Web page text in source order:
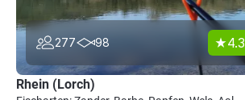
277 98 4.3
Rhein (Lorch)